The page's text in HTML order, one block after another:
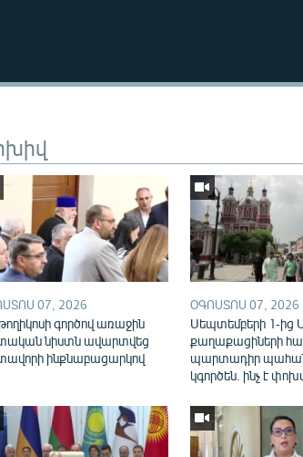
Auto
07, 2026
գործով առաջին
նիստն ավարտվեց
ինքնաբացարկով
ՕԳՈՍՏՈՍ 07, 2026
Սեպտեմբերի 1-ից
քաղաքացիների
պարտադիր
կգործեն. ինչ է